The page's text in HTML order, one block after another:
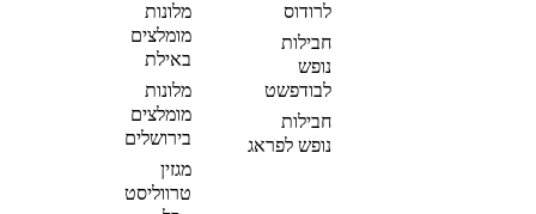
לרודוס
חבילות
נופש
לבודפשט
חבילות
נופש לפראג
מלונות
מומלצים
באילת
מלונות
מומלצים
בירושלים
מגזין
טרווליסט